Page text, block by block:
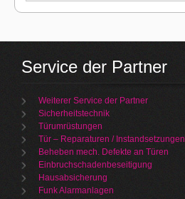
Service der Partner
Weiterer Service der Partner
Sicherheitstechnik
Türumrüstungen
Tür – Reparaturen / Instandsetzungen
Beheben mech. Defekte an Türen
Einbruchschadenbeseitigung
Hausabsicherung
Funk Alarmanlagen